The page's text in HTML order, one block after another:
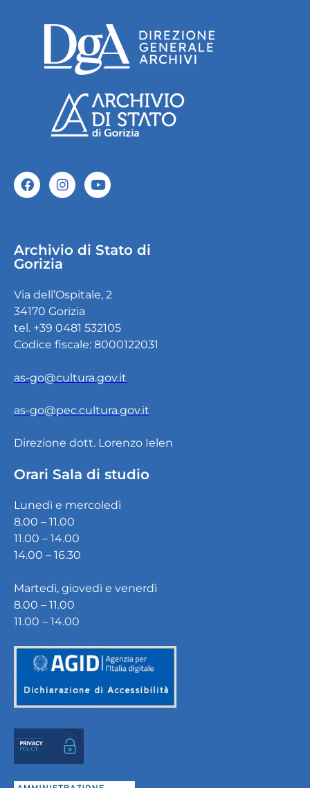
Archivio di Stato di
Gorizia
Via dell’Ospitale, 2
34170 Gorizia
tel. +39 0481 532105
Codice fiscale: 8000122031
as-go@cultura.gov.it
as-go@pec.cultura.gov.it
Direzione dott. Lorenzo Ielen
Orari Sala di studio
Lunedì e mercoledì
8.00 – 11.00
11.00 – 14.00
14.00 – 16.30
Martedì, giovedì e venerdì
8.00 – 11.00
11.00 – 14.00